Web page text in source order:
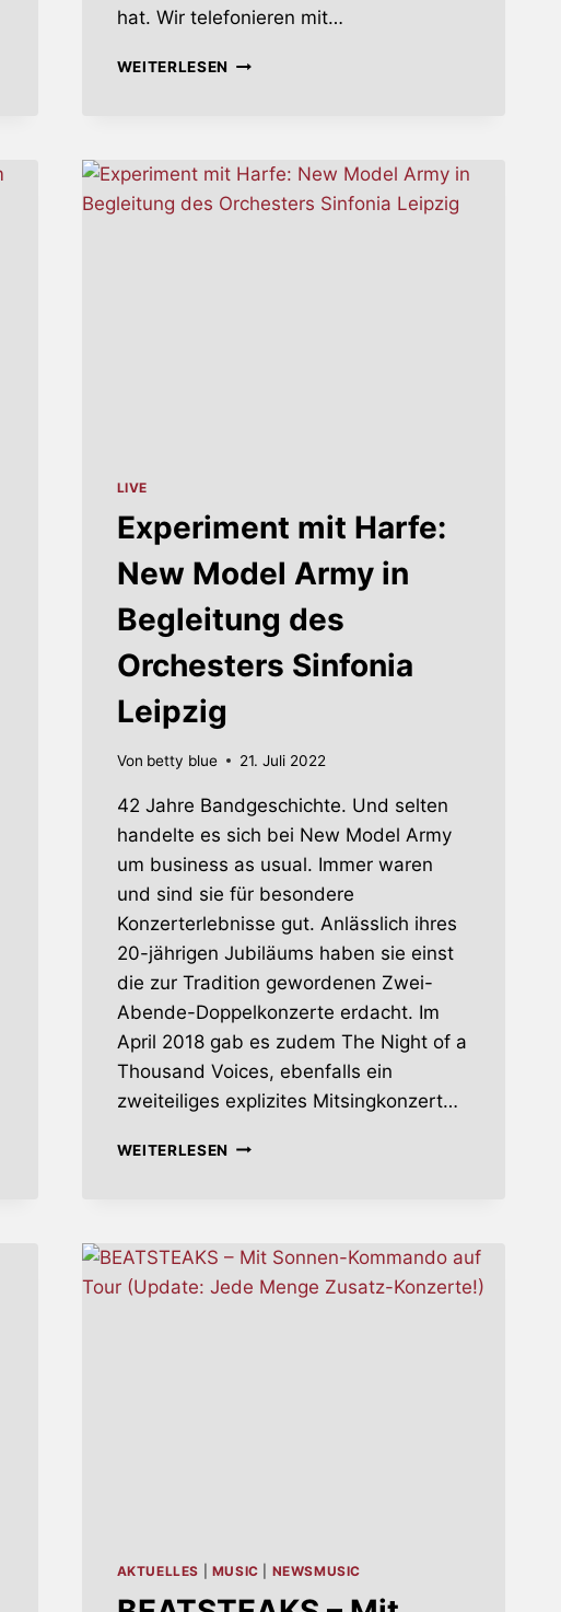
hat. Wir telefonieren mit…
WEITERLESEN PENSEN
„KOMM,
WIR
LIVE
Experiment mit Harfe:
New Model Army in
Begleitung des
Orchesters Sinfonia
Leipzig
Von betty blue 21. Juli 2022
42 Jahre Bandgeschichte. Und selten
handelte es sich bei New Model Army
um business as usual. Immer waren
und sind sie für besondere
Konzerterlebnisse gut. Anlässlich ihres
20-jährigen Jubiläums haben sie einst
die zur Tradition gewordenen Zwei-
Abende-Doppelkonzerte erdacht. Im
April 2018 gab es zudem The Night of a
Thousand Voices, ebenfalls ein
zweiteiliges explizites Mitsingkonzert…
WEITERLESEN EXPERIMENT
ARMY
IN
AKTUELLES MUSIC NEWSMUSIC